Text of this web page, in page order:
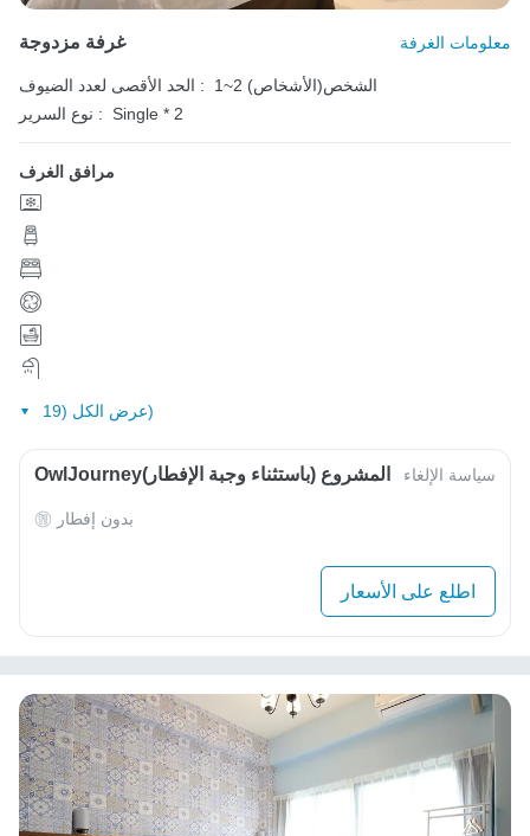
غرفة مزدوجة معلومات الغرفة
الحد الأقصى لعدد الضيوف :
1~2 الشخص(الأشخاص)
نوع السرير :
Single * 2
مرافق الغرف
عرض الكل (19)
OwlJourneyالمشروع (باستثناء وجبة الإفطار) سياسة الإلغاء
بدون إفطار
اطلع على الأسعار